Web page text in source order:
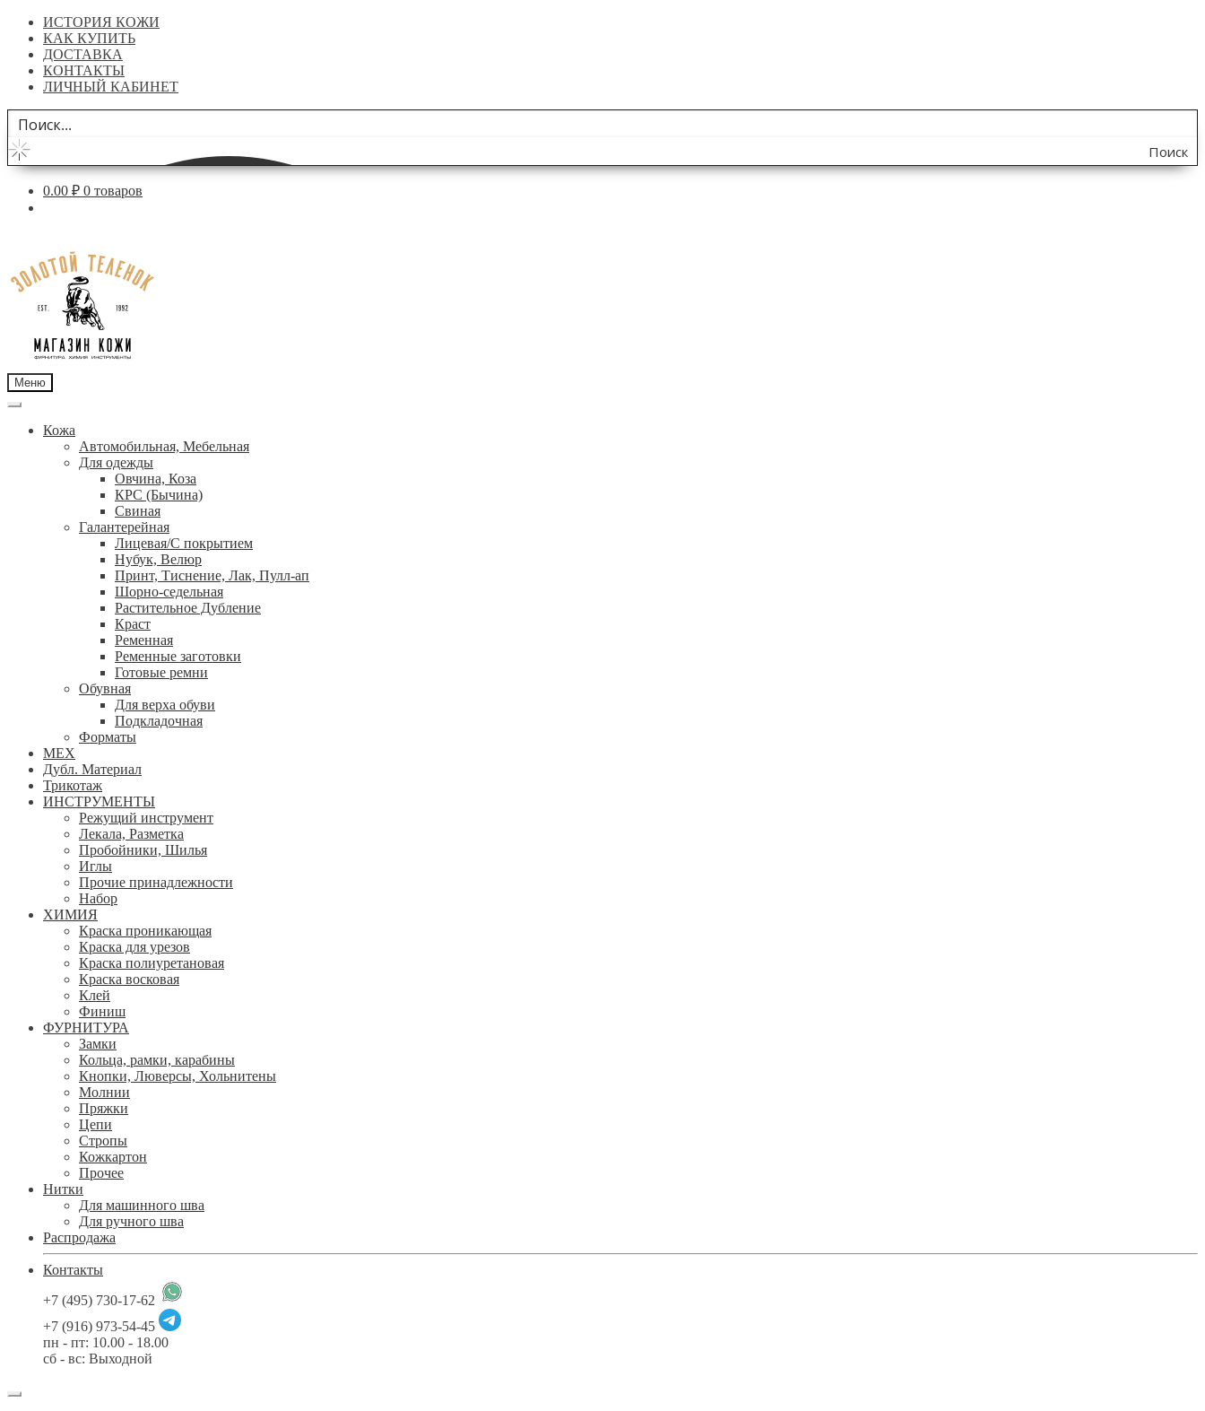
ИСТОРИЯ КОЖИ
КАК КУПИТЬ
ДОСТАВКА
КОНТАКТЫ
ЛИЧНЫЙ КАБИНЕТ
Поиск
по
0.00 ₽ 0 товаров
навигации
содержимому
Меню
Кожа
Автомобильная, Мебельная
Для одежды
Овчина, Коза
КРС (Бычина)
Свиная
Галантерейная
Лицевая/С покрытием
Нубук, Велюр
Принт, Тиснение, Лак, Пулл-ап
Шорно-седельная
Растительное Дубление
Краст
Ременная
Ременные заготовки
Готовые ремни
Обувная
Для верха обуви
Подкладочная
Форматы
МЕХ
Дубл. Материал
Трикотаж
ИНСТРУМЕНТЫ
Режущий инструмент
Лекала, Разметка
Пробойники, Шилья
Иглы
Прочие принадлежности
Набор
ХИМИЯ
Краска проникающая
Краска для урезов
Краска полиуретановая
Краска восковая
Клей
Финиш
ФУРНИТУРА
Замки
Кольца, рамки, карабины
Кнопки, Люверсы, Хольнитены
Молнии
Пряжки
Цепи
Стропы
Кожкартон
Прочее
Нитки
Для машинного шва
Для ручного шва
Распродажа
Контакты
+7 (495) 730-17-62
+7 (916) 973-54-45
пн - пт: 10.00 - 18.00
сб - вс: Выходной